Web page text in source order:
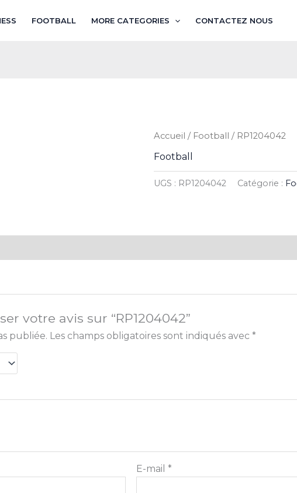
FOOTBALL MORE CATEGORIES CONTACTEZ NOUS
Accueil / Football / RP1204042
Football
UGS : RP1204042 Catégorie :
votre avis sur “RP1204042”
publiée. Les champs obligatoires sont indiqués avec*
E-mail*